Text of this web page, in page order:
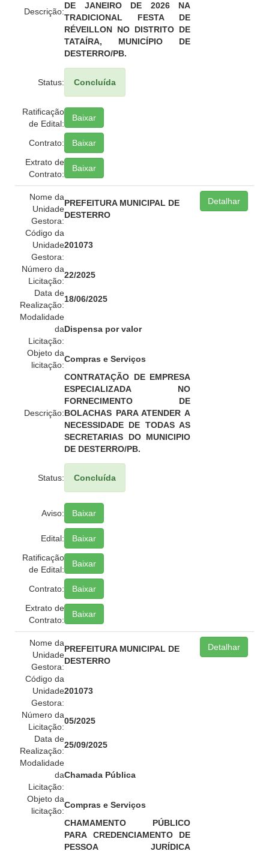
Descrição:
DE JANEIRO DE 2026 NA
TRADICIONAL FESTA DE
RÉVEILLON NO DISTRITO DE
TATAÍRA, MUNICÍPIO DE
DESTERRO/PB.
Status: Concluída
Ratificação
de Edital:
Baixar
Contrato:
Baixar
Extrato de
Contrato:
Baixar
Nome da
Unidade
Gestora:
PREFEITURA MUNICIPAL DE
DESTERRO
Código da
Unidade
Gestora:
201073
Número da
Licitação:
22/2025
Data de
Realização:
18/06/2025
Modalidade
da
Licitação:
Dispensa por valor
Objeto da
licitação:
Compras e Serviços
Descrição:
CONTRATAÇÃO DE EMPRESA
ESPECIALIZADA NO
FORNECIMENTO DE
BOLACHAS PARA ATENDER A
NECESSIDADE DE TODAS AS
SECRETARIAS DO MUNICIPIO
DE DESTERRO/PB.
Status: Concluída
Aviso: Baixar
Edital:
Baixar
Ratificação
de Edital:
Baixar
Contrato:
Baixar
Extrato de
Contrato:
Baixar
Detalhar
Nome da
Unidade
Gestora:
PREFEITURA MUNICIPAL DE
DESTERRO
Código da
Unidade
Gestora:
201073
Número da
Licitação:
05/2025
Data de
Realização:
25/09/2025
Modalidade
da
Licitação:
Chamada Pública
Objeto da
licitação:
Compras e Serviços
CHAMAMENTO PÚBLICO
PARA CREDENCIAMENTO DE
PESSOA JURÍDICA
Detalhar